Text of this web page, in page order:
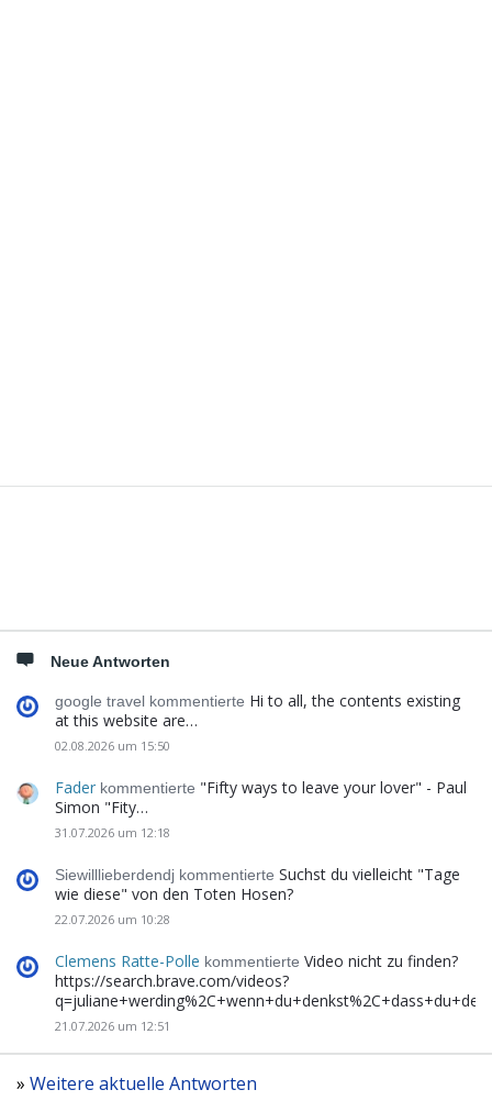
Neue Antworten
google travel kommentierte Hi to all, the contents existing
at this website are…
02.08.2026 um 15:50
Fader kommentierte "Fifty ways to leave your lover" - Paul
Simon "Fity…
31.07.2026 um 12:18
Siewilllieberdendj kommentierte Suchst du vielleicht "Tage
wie diese" von den Toten Hosen?
22.07.2026 um 10:28
Clemens Ratte-Polle kommentierte Video nicht zu finden?
https://search.brave.com/videos?
21.07.2026 um 12:51
» Weitere aktuelle Antworten